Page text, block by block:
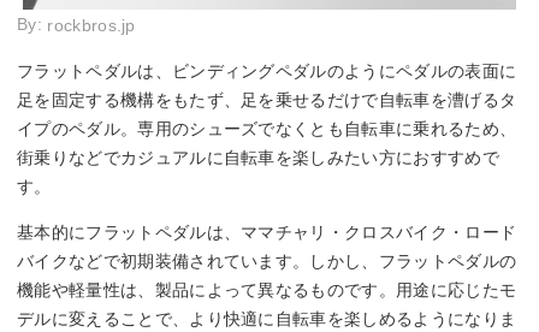
By: rockbros.jp
フラットペダルは、ビンディングペダルのようにペダルの表面に
足を固定する機構をもたず、足を乗せるだけで自転車を漕げるタ
イプのペダル。専用のシューズでなくとも自転車に乗れるため、
街乗りなどでカジュアルに自転車を楽しみたい方におすすめで
す。
基本的にフラットペダルは、ママチャリ・クロスバイク・ロード
バイクなどで初期装備されています。しかし、フラットペダルの
機能や軽量性は、製品によって異なるものです。用途に応じたモ
デルに変えることで、より快適に自転車を楽しめるようになりま